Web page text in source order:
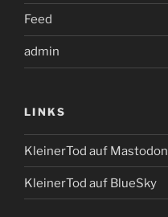
Feed
admin
LINKS
KleinerTod auf Mastodon
KleinerTod auf BlueSky